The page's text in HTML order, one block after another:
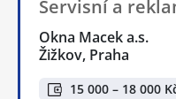
Servisní a
Okna Macek a.s.
Žižkov, Praha
15 000 – 18 000